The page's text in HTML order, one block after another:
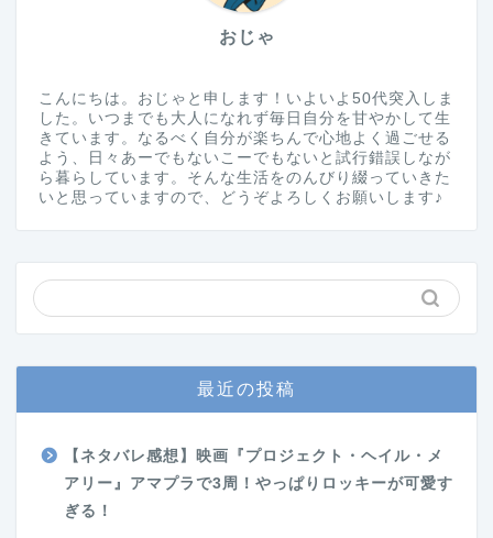
おじゃ
こんにちは。おじゃと申します！いよいよ50代突入しま
した。いつまでも大人になれず毎日自分を甘やかして生
きています。なるべく自分が楽ちんで心地よく過ごせる
よう、日々あーでもないこーでもないと試行錯誤しなが
ら暮らしています。そんな生活をのんびり綴っていきた
いと思っていますので、どうぞよろしくお願いします♪
最近の投稿
【ネタバレ感想】映画『プロジェクト・ヘイル・メ
アリー』アマプラで3周！やっぱりロッキーが可愛す
ぎる！